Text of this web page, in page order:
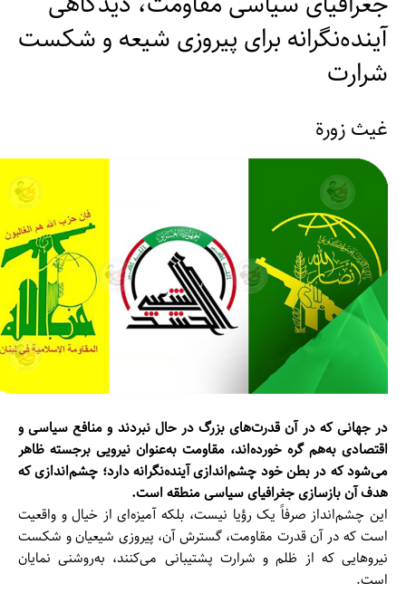
آینده‌نگرانه برای پیروزی شیعه و شکست
شرارت
غيث زورة
در جهانی که در آن قدرت‌های بزرگ در حال نبردند و منافع سیاسی و
اقتصادی به‌هم گره خورده‌اند، مقاومت به‌عنوان نیرویی برجسته ظاهر
می‌شود که در بطن خود چشم‌اندازی آینده‌نگرانه دارد؛ چشم‌اندازی که
هدف آن بازسازی جغرافیای سیاسی منطقه است.
این چشم‌انداز صرفاً یک رؤیا نیست، بلکه آمیزه‌ای از خیال و واقعیت
است که در آن قدرت مقاومت، گسترش آن، پیروزی شیعیان و شکست
نیروهایی که از ظلم و شرارت پشتیبانی می‌کنند، به‌روشنی نمایان
است.